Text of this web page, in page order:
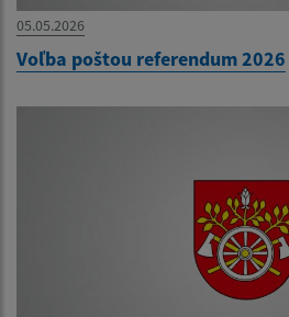
05.05.2026
Voľba poštou referendum 2026